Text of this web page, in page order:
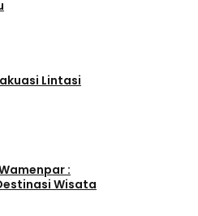
Lintasi
:
Wisata